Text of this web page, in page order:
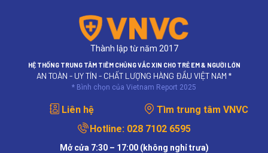
Thành lập từ năm 2017
HỆ THỐNG TRUNG TÂM TIÊM CHỦNG VẮC XIN CHO TRẺ EM & NGƯỜI LỚN
AN TOÀN - UY TÍN - CHẤT LƯỢNG HÀNG ĐẦU VIỆT NAM *
* Bình chọn của Vietnam Report 2025
Liên hệ
Tìm trung tâm VNVC
Hotline: 028 7102 6595
Mở cửa 7:30 – 17:00 (không nghỉ trưa)